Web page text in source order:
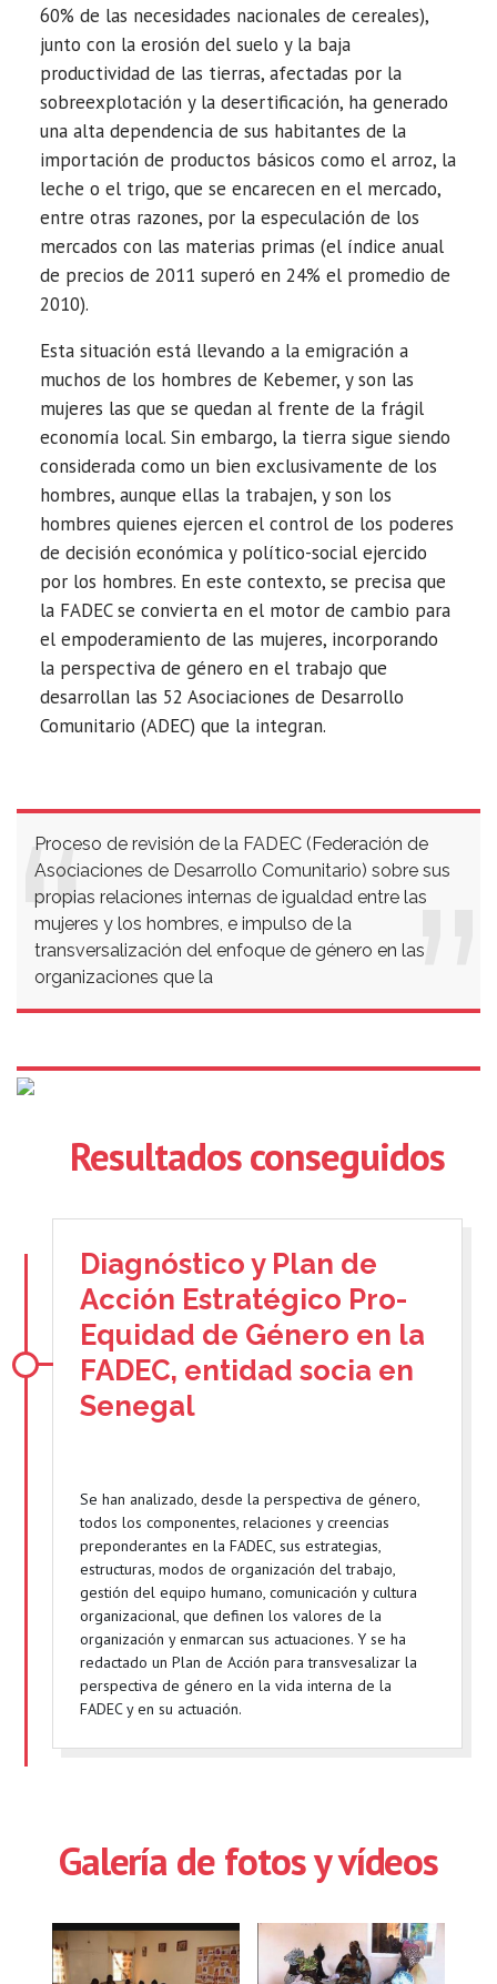
60% de las necesidades nacionales de cereales),
junto con la erosión del suelo y la baja
productividad de las tierras, afectadas por la
sobreexplotación y la desertificación, ha generado
una alta dependencia de sus habitantes de la
importación de productos básicos como el arroz, la
leche o el trigo, que se encarecen en el mercado,
entre otras razones, por la especulación de los
mercados con las materias primas (el índice anual
de precios de 2011 superó en 24% el promedio de
2010).
Esta situación está llevando a la emigración a
muchos de los hombres de Kebemer, y son las
mujeres las que se quedan al frente de la frágil
economía local. Sin embargo, la tierra sigue siendo
considerada como un bien exclusivamente de los
hombres, aunque ellas la trabajen, y son los
hombres quienes ejercen el control de los poderes
de decisión económica y político-social ejercido
por los hombres. En este contexto, se precisa que
la FADEC se convierta en el motor de cambio para
el empoderamiento de las mujeres, incorporando
la perspectiva de género en el trabajo que
desarrollan las 52 Asociaciones de Desarrollo
Comunitario (ADEC) que la integran.
Proceso de revisión de la FADEC (Federación de
Asociaciones de Desarrollo Comunitario) sobre sus
propias relaciones internas de igualdad entre las
mujeres y los hombres, e impulso de la
transversalización del enfoque de género en las
organizaciones que la
Resultados conseguidos
Diagnóstico y Plan de
Acción Estratégico Pro-
Equidad de Género en la
FADEC, entidad socia en
Senegal
Se han analizado, desde la perspectiva de género,
todos los componentes, relaciones y creencias
preponderantes en la FADEC, sus estrategias,
estructuras, modos de organización del trabajo,
gestión del equipo humano, comunicación y cultura
organizacional, que definen los valores de la
organización y enmarcan sus actuaciones. Y se ha
redactado un Plan de Acción para transvesalizar la
perspectiva de género en la vida interna de la
FADEC y en su actuación.
Galería de fotos y vídeos